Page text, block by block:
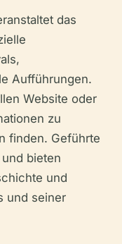
das
Aufführungen.
Website oder
zu
finden. Geführte
bieten
und
und seiner